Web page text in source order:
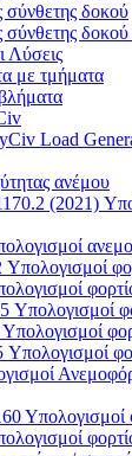
σύνθετης δοκού
σύνθετης
Λύσεις
με τμήματα
Load
ανέμου
(2021)
Υπολογισμοί
Υπολογισμοί
Υπολογισμοί